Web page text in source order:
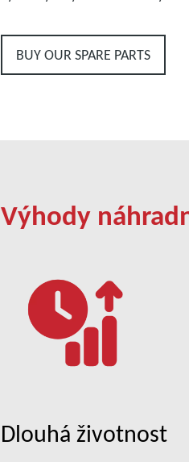
BUY OUR SPARE PARTS
Výhody
Dlouhá životnost